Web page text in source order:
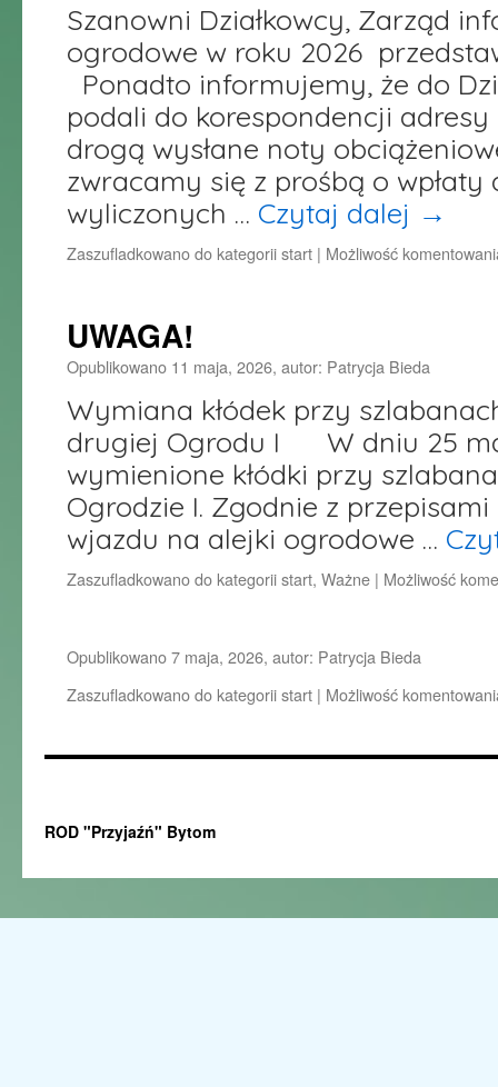
Szanowni Działkowcy, Zarząd
ogrodowe w roku 2026
Ponadto informujemy, że do
podali do korespondencji adresy
drogą wysłane noty
zwracamy się z prośbą o wpłaty
wyliczonych … Czytaj dalej →
Zaszufladkowano do kategoriistart | Możliwość
UWAGA!
Opublikowano 11 maja, 2026, autor: Patrycja Bieda
Wymiana kłódek przy
drugiej Ogrodu I W dniu 25
wymienione kłódki przy
Ogrodzie I. Zgodnie z
wjazdu na alejki ogrodowe …
Zaszufladkowano do kategoriistart, Ważne | Możliwość
Opublikowano7 maja, 2026, autor: Patrycja Bieda
Zaszufladkowano do kategoriistart | Możliwość
ROD "Przyjaźń" Bytom